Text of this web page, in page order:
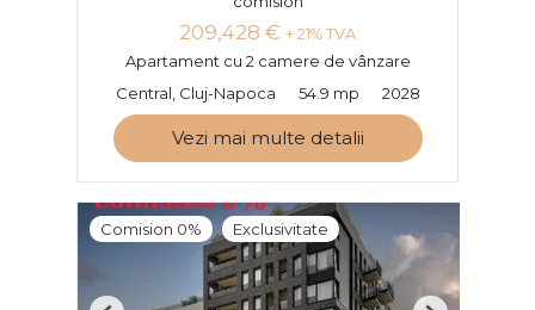
209,428 € + 21% TVA
Apartament cu 2 camere de vânzare
Central, Cluj-Napoca
54.9 mp 2028
Vezi mai multe detalii
Comision 0% Exclusivitate